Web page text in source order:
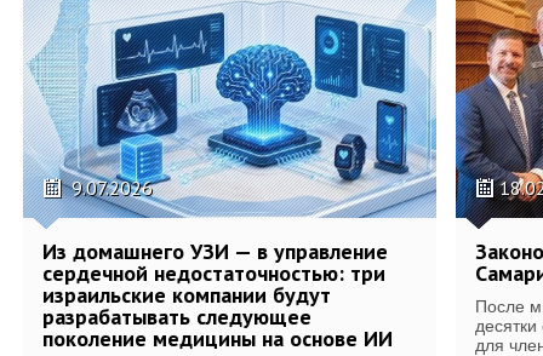
9.07.2026
Из домашнего УЗИ — в управление
сердечной недостаточностью: три
израильские компании будут
разрабатывать следующее
поколение медицины на основе ИИ
После
для